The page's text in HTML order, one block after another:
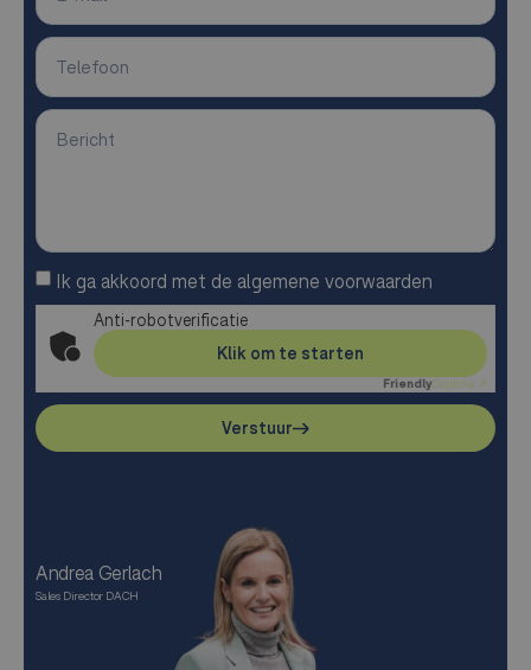
Andrea Gerlach
Sales Director DACH
Ik ga akkoord met de algemene voorwaarden
Anti-robotverificatie
Klik om te starten
FriendlyCaptcha ⇗
Verstuur